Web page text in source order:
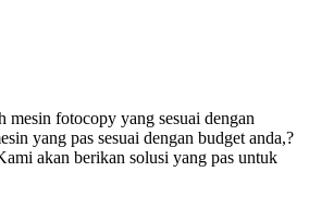
fotocopy yang sesuai dengan
yang pas sesuai dengan budget anda,?
akan berikan solusi yang pas untuk